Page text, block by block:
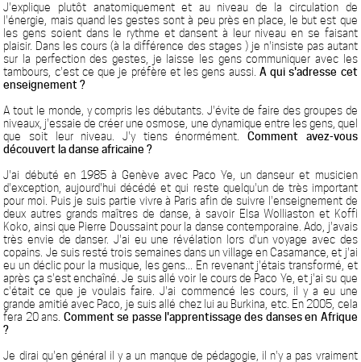
J'explique plutôt anatomiquement et au niveau de la circulation de
l'énergie, mais quand les gestes sont à peu près en place, le but est que
les gens soient dans le rythme et dansent à leur niveau en se faisant
plaisir. Dans les cours (à la différence des stages ) je n'insiste pas autant
sur la perfection des gestes, je laisse les gens communiquer avec les
tambours, c'est ce que je préfère et les gens aussi. A qui s'adresse cet
enseignement ?
A tout le monde, y compris les débutants. J'évite de faire des groupes de
niveaux, j'essaie de créer une osmose, une dynamique entre les gens, quel
que soit leur niveau. J'y tiens énormément. Comment avez-vous
découvert la danse africaine ?
J'ai débuté en 1985 à Genève avec Paco Ye, un danseur et musicien
d'exception, aujourd'hui décédé et qui reste quelqu'un de très important
pour moi. Puis je suis partie vivre à Paris afin de suivre l'enseignement de
deux autres grands maîtres de danse, à savoir Elsa Wolliaston et Koffi
Koko, ainsi que Pierre Doussaint pour la danse contemporaine. Ado, j'avais
très envie de danser. J'ai eu une révélation lors d'un voyage avec des
copains. Je suis resté trois semaines dans un village en Casamance, et j'ai
eu un déclic pour la musique, les gens... En revenant j'étais transformé, et
après ça s'est enchaîné. Je suis allé voir le cours de Paco Ye, et j'ai su que
c'était ce que je voulais faire. J'ai commencé les cours, il y a eu une
grande amitié avec Paco, je suis allé chez lui au Burkina, etc. En 2005, cela
fera 20 ans. Comment se passe l'apprentissage des danses en Afrique
?
Je dirai qu'en général il y a un manque de pédagogie, il n'y a pas vraiment